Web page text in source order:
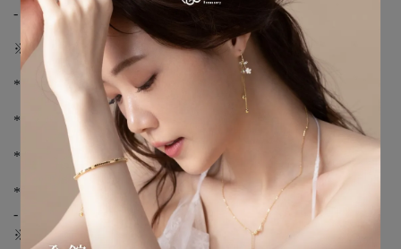
-
※購物須知※
*下單前請先詢問庫存，下單後3-5個工作天到貨
*不提供外島宅配服務
*如有溢膠、編織顏色不同、新品氣味不屬瑕疵範圍
*請您確認購買再下單，避免浪費資源
-
※退貨須知※